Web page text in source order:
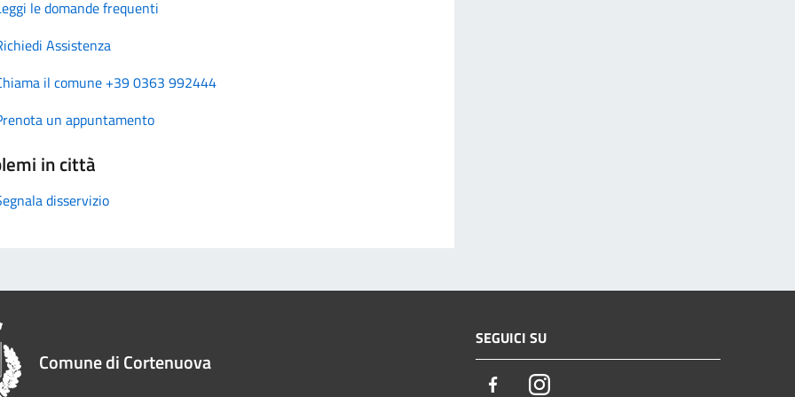
le domande frequenti
Assistenza
il comune +39 0363 992444
un appuntamento
in città
disservizio
Comune di Cortenuova
SEGUICI SU
FacebookInstagram